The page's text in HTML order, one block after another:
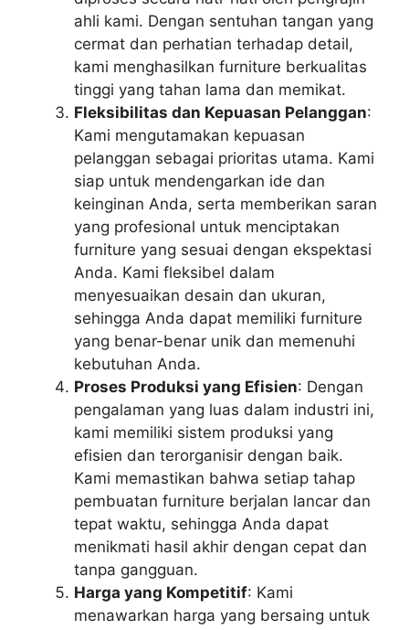
ahli kami. Dengan sentuhan tangan yang
cermat dan perhatian terhadap detail,
kami menghasilkan furniture berkualitas
tinggi yang tahan lama dan memikat.
Fleksibilitas dan Kepuasan Pelanggan:
Kami mengutamakan kepuasan
pelanggan sebagai prioritas utama. Kami
siap untuk mendengarkan ide dan
keinginan Anda, serta memberikan saran
yang profesional untuk menciptakan
furniture yang sesuai dengan ekspektasi
Anda. Kami fleksibel dalam
menyesuaikan desain dan ukuran,
sehingga Anda dapat memiliki furniture
yang benar-benar unik dan memenuhi
kebutuhan Anda.
Proses Produksi yang Efisien: Dengan
pengalaman yang luas dalam industri ini,
kami memiliki sistem produksi yang
efisien dan terorganisir dengan baik.
Kami memastikan bahwa setiap tahap
pembuatan furniture berjalan lancar dan
tepat waktu, sehingga Anda dapat
menikmati hasil akhir dengan cepat dan
tanpa gangguan.
Harga yang Kompetitif: Kami
menawarkan harga yang bersaing untuk